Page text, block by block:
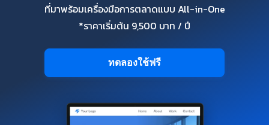
ที่มาพร้อมเครื่องมือการตลาดแบบ All-in-One
*ราคาเริ่มต้น 9,500 บาท / ปี
ทดลองใช้ฟรี